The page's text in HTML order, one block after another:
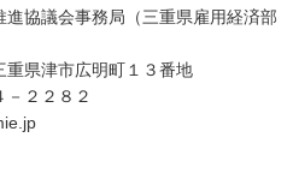
協議会事務局（三重県雇用経済部
津市広明町１３番地
２８２